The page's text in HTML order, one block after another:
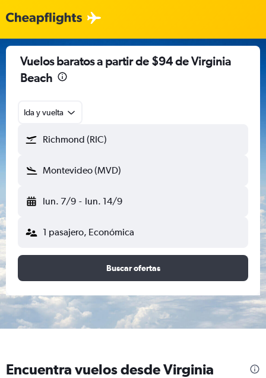
Vuelos baratos a partir de $94 de Virginia
Beach
Ida y vuelta
Richmond (RIC)
Montevideo (MVD)
lun. 7/9 - lun. 14/9
1 pasajero, Económica
Buscar ofertas
Encuentra vuelos desde Virginia